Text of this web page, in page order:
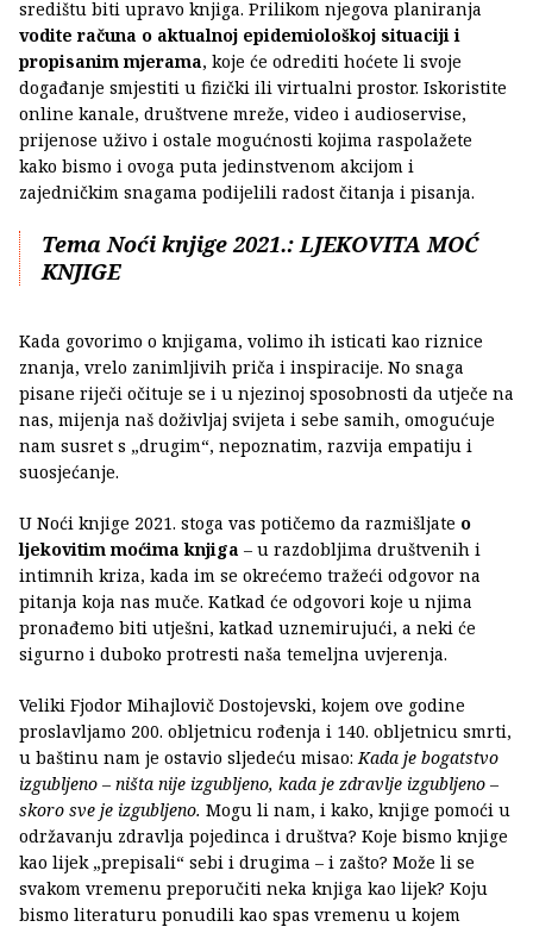
središtu biti upravo knjiga. Prilikom njegova planiranja
vodite računa o aktualnoj epidemiološkoj situaciji i
propisanim mjerama, koje će odrediti hoćete li svoje
događanje smjestiti u fizički ili virtualni prostor. Iskoristite
online kanale, društvene mreže, video i audioservise,
prijenose uživo i ostale mogućnosti kojima raspolažete
kako bismo i ovoga puta jedinstvenom akcijom i
zajedničkim snagama podijelili radost čitanja i pisanja.
Tema Noći knjige 2021.: LJEKOVITA MOĆ
KNJIGE
Kada govorimo o knjigama, volimo ih isticati kao riznice
znanja, vrelo zanimljivih priča i inspiracije. No snaga
pisane riječi očituje se i u njezinoj sposobnosti da utječe na
nas, mijenja naš doživljaj svijeta i sebe samih, omogućuje
nam susret s „drugim“, nepoznatim, razvija empatiju i
suosjećanje.
U Noći knjige 2021. stoga vas potičemo da razmišljate o
ljekovitim moćima knjiga – u razdobljima društvenih i
intimnih kriza, kada im se okrećemo tražeći odgovor na
pitanja koja nas muče. Katkad će odgovori koje u njima
pronađemo biti utješni, katkad uznemirujući, a neki će
sigurno i duboko protresti naša temeljna uvjerenja.
Veliki Fjodor Mihajlovič Dostojevski, kojem ove godine
proslavljamo 200. obljetnicu rođenja i 140. obljetnicu smrti,
u baštinu nam je ostavio sljedeću misao:Kada je bogatstvo
izgubljeno – ništa nije izgubljeno, kada je zdravlje izgubljeno –
skoro sve je izgubljeno. Mogu li nam, i kako, knjige pomoći u
održavanju zdravlja pojedinca i društva? Koje bismo knjige
kao lijek „prepisali“ sebi i drugima – i zašto? Može li se
svakom vremenu preporučiti neka knjiga kao lijek? Koju
bismo literaturu ponudili kao spas vremenu u kojem